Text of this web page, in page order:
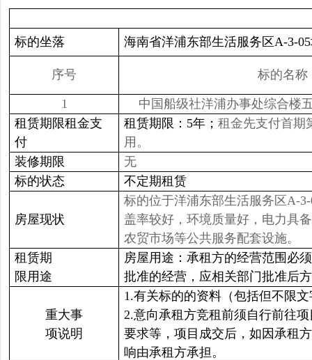
标的坐落 海南省洋浦东部生活服务区A-3-
序号 标的名称
1
中国船级社洋浦办事处综合楼
租赁期限租金支
付
租赁期限：5年； 租金先支付首期
用。
装修期限
无
标的状态
不定期租赁
房屋现状
标的位于洋浦东部生活服务区A-
盖率较好，环境质量好，电力具
农贸市场等公共服务配套设施。
租赁期
限用途
房屋用途：承租方的经营范围必
批准的经营，应相关部门批准后
重大事
项说明
1.有关标的的资料（包括但不限
2.意向承租方竞租前须自行前往
要求等，项目成交后，如因承租
响由承租方承担。